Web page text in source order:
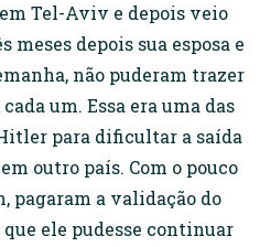
Tel-Aviv e depois veio
meses depois sua esposa e
não puderam trazer
um. Essa era uma das
para dificultar a saída
outro país. Com o pouco
pagaram a validação do
ele pudesse continuar